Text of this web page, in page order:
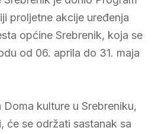
proljetne akcije uređenja
općine Srebrenik, koja se
od 06. aprila do 31. maja
kulture u Srebreniku,
će se održati sastanak sa